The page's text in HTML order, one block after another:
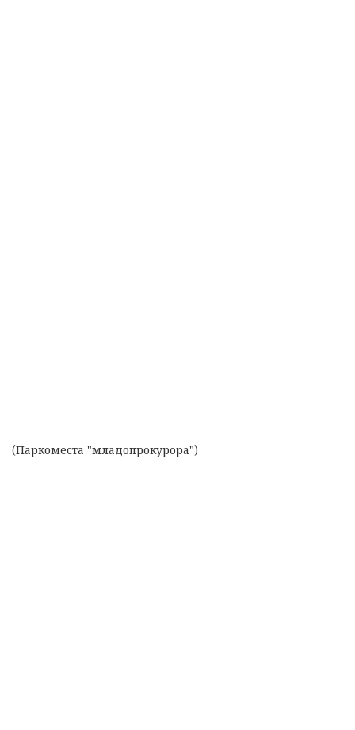
(Паркоместа "младопрокурора")